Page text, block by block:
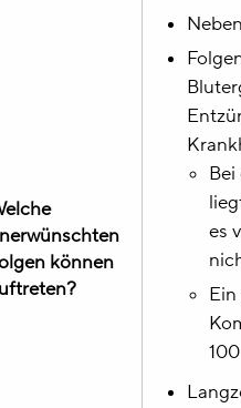
können
es